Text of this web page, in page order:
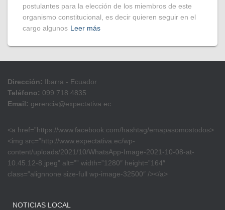
postulantes para la elección de los miembros de este
organismo constitucional, es decir quieren seguir en el
cargo algunos Leer más
Dirección: Ibarra - Ecuador
Teléfono: 099 718 4835
Email: gerencia@expectativa.ec
<a href=”https://www.facebook.com/hashtag/emapasomostodos>
<img src=”http://www.expectativa.ec/wp-
content/uploads/2021/10/WhatsApp-Image-2021-10-08-at-
10.45.12-8.jpeg” alt=”” width=”1280″ height=”164″
class=”alignnone size-full wp-image-32500″ /></a>
NOTICIAS LOCAL